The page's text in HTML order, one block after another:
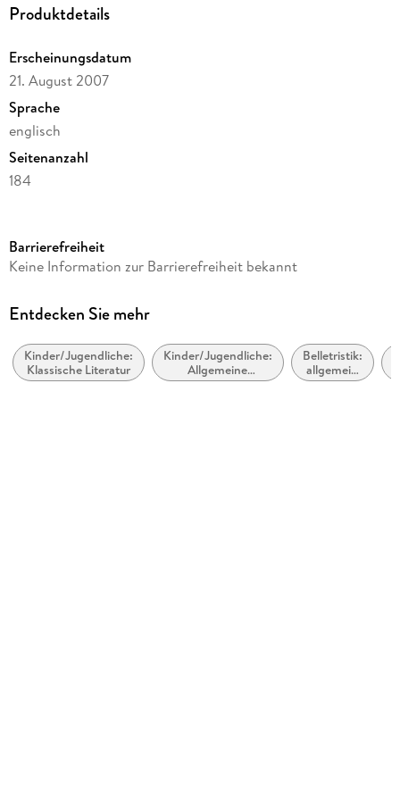
Produktdetails
Erscheinungsdatum
21. August 2007
Sprache
englisch
Seitenanzahl
184
Autor/Autorin
Verlag/Hersteller
Produktart
kartoniert
Barrierefreiheit
Keine Information zur Barrierefreiheit bekannt
Entdecken Sie mehr
Kinder/Jugendliche:
Klassische Literatur
Kinder/Jugendliche:
Allgemeine
Interessen:
Belletristik:
allgemein
und